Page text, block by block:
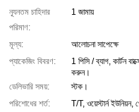
ন্যূনতম চাহিদার
পরিমাণ:
1 জামায়
মূল্য:
আলোচনা সাপেক্ষে
প্যাকেজিং বিবরণ:
1 পিসি / ব্যাগ, কার্টন
করুন।
ডেলিভারি সময়:
স্টক।
পরিশোধের শর্ত:
T/T, ওয়েস্টার্ন ইউনিয়ন,